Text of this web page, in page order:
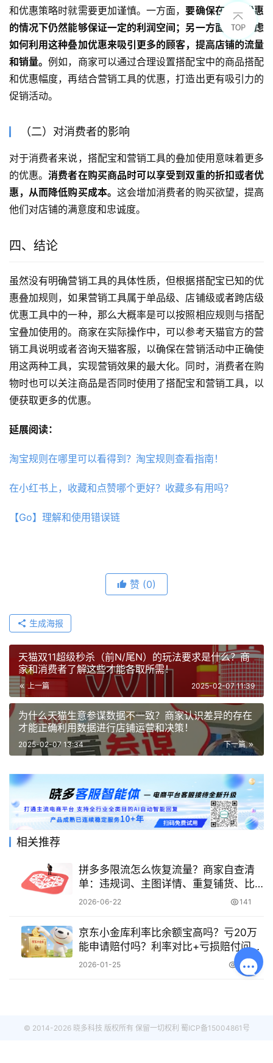
和优惠策略时就需要更加谨慎。一方面，要确保在叠加优惠
的情况下仍然能够保证一定的利润空间；另一方面，要考虑
如何利用这种叠加优惠来吸引更多的顾客，提高店铺的流量
和销量。例如，商家可以通过合理设置搭配宝中的商品搭配
和优惠幅度，再结合营销工具的优惠，打造出更有吸引力的
促销活动。
（二）对消费者的影响
对于消费者来说，搭配宝和营销工具的叠加使用意味着更多
的优惠。消费者在购买商品时可以享受到双重的折扣或者优
惠，从而降低购买成本。 这会增加消费者的购买欲望，提高
他们对店铺的满意度和忠诚度。
四、结论
虽然没有明确营销工具的具体性质，但根据搭配宝已知的优
惠叠加规则，如果营销工具属于单品级、店铺级或者跨店级
优惠工具中的一种，那么大概率是可以按照相应规则与搭配
宝叠加使用的。商家在实际操作中，可以参考天猫官方的营
销工具说明或者咨询天猫客服，以确保在营销活动中正确使
用这两种工具，实现营销效果的最大化。同时，消费者在购
物时也可以关注商品是否同时使用了搭配宝和营销工具，以
便获取更多的优惠。
延展阅读：
淘宝规则在哪里可以看得到？淘宝规则查看指南！
在小红书上，收藏和点赞哪个更好？收藏多有用吗？
【Go】理解和使用错误链
赞 (0)
生成海报
天猫双11超级秒杀（前N/尾N）的玩法要求是什么？商
家和消费者了解这些才能各取所需！
上一篇 2025-02-07 11:39
为什么天猫生意参谋数据不一致？商家认识差异的存在
才能正确利用数据进行店铺运营和决策！
下一篇
2025-02-07 13:34
相关推荐
拼多多限流怎么恢复流量？商家自查清
单：违规词、主图详情、重复铺货、比
价限流与虚假交易
2026-06-22 141
京东小金库利率比余额宝高吗？亏20万
能申请赔付吗？利率对比+亏损赔付问题
全解析！
2026-01-25 393
© 2014-2026 晓多科技 版权所有 保留一切权利 蜀ICP备15004861号